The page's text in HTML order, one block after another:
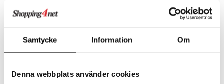
Samtycke Information Om
Denna webbplats använder cookies
pehmeän vaikutelman ja häivyttääksesi hienoja juonteita ja virheitä.
Levitä puuterisiveltimellä tai meikkisienellä koko kasvoille.
Ainesosat
Ethylhexylglycerin, Hexylene Glycol, Tocopheryl Acetate, o-Cymen-5-